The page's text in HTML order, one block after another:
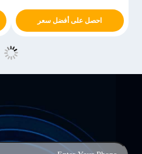
احصل على أفضل سعر